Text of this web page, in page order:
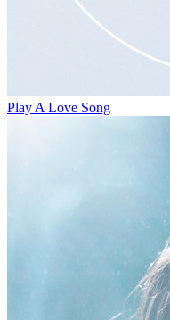
Play A Love Song